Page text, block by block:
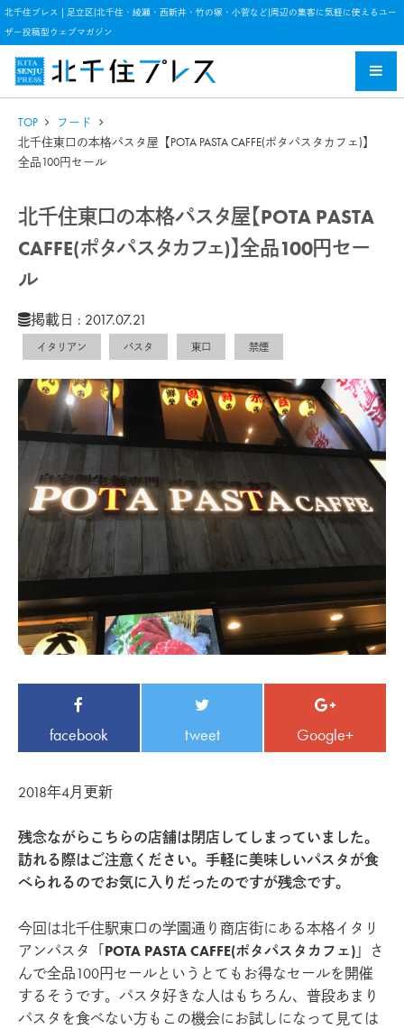
北千住プレス | 足立区(北千住・綾瀬・西新井・竹の塚・小菅など)周辺の集客に気軽に使えるユー
ザー投稿型ウェブマガジン
TOP
フード
北千住東口の本格パスタ屋【POTA PASTA CAFFE(ポタパスタカフェ)】
全品100円セール
北千住東口の本格パスタ屋【POTA PASTA
CAFFE(ポタパスタカフェ)】全品100円セー
ル
掲載日 : 2017.07.21
イタリアン パスタ 東口 禁煙
facebook tweet Google+
2018年4月更新
残念ながらこちらの店舗は閉店してしまっていました。
訪れる際はご注意ください。手軽に美味しいパスタが食
べられるのでお気に入りだったのですが残念です。
今回は北千住駅東口の学園通り商店街にある本格イタリ
アンパスタ「POTA PASTA CAFFE(ポタパスタカフェ)」さ
んで全品100円セールというとてもお得なセールを開催
するそうです。パスタ好きな人はもちろん、普段あまり
パスタを食べない方もこの機会にお試しになって見ては